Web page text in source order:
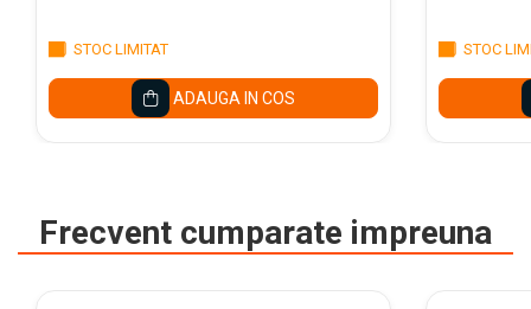
Dosare suspendabile si
suporturi
Dosar plic din plastic cu elastic
Mape tip plic cu capsa
STOC LIMITAT
ADAUGA IN COS
STOC
Frecvent cumparate impreuna